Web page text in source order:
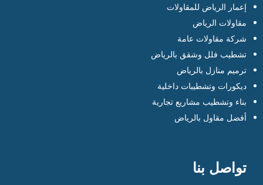
إعمار الرياض للمقاولات
مقاولات الرياض
شركة مقاولات عامة
تشطيب فلل وشقق بالرياض
ترميم منازل بالرياض
ديكورات وتشطيبات داخلية
بناء وتشطيب مشاريع تجارية
أفضل مقاول بالرياض
تواصل بنا